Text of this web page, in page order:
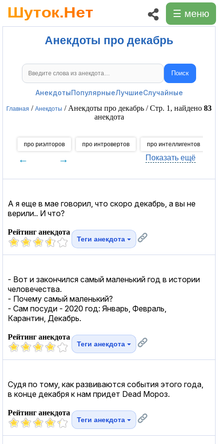
☰ меню
Анекдоты про декабрь
Поиск анекдотов Поиск
АнекдотыПопулярныеЛучшиеСлучайные
Главная / Анекдоты / Анекдоты про декабрь / Стр. 1, найдено 83
анекдота
про риэлторов про интровертов про интеллигентов
← → Показать ещё
А я еще в мае говорил, что скоро декабрь, а вы не
верили.. И что?
Рейтинг анекдота
Теги анекдота
- Вот и закончился самый маленький год в истории
человечества.
- Почему самый маленький?
- Сам посуди - 2020 год: Январь, Февраль,
Карантин, Декабрь.
Рейтинг анекдота
Теги анекдота
Судя по тому, как развиваются события этого года,
в конце декабря к нам придет Dead Мороз.
Рейтинг анекдота
Теги анекдота